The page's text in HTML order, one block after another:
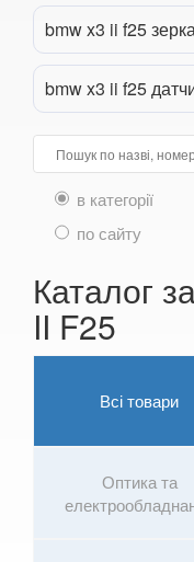
5 Series i5
M5 F90
6 Series E63
6 Series E64
M6 E63/E64
6 Series F12
6 Series F06
6 Series G32
7 Series F01/F02
bmw x3 ii f25
bmw x3 ii f25
в категорії
по сайту
Каталог
II F25
Всі товари
Оптика та